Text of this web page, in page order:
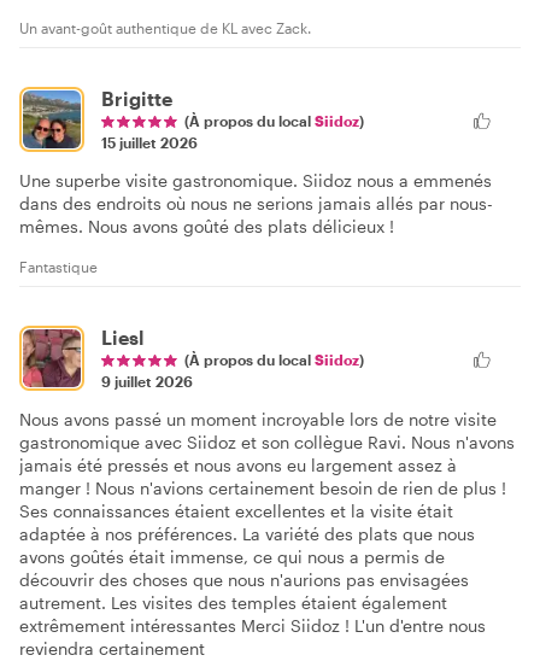
Un avant-goût authentique de KL avec Zack.
Brigitte
(À propos du local Siidoz)
15 juillet 2026
Une superbe visite gastronomique. Siidoz nous a emmenés
dans des endroits où nous ne serions jamais allés par nous-
mêmes. Nous avons goûté des plats délicieux !
Fantastique
Liesl
(À propos du local Siidoz)
9 juillet 2026
Nous avons passé un moment incroyable lors de notre visite
gastronomique avec Siidoz et son collègue Ravi. Nous n'avons
jamais été pressés et nous avons eu largement assez à
manger ! Nous n'avions certainement besoin de rien de plus !
Ses connaissances étaient excellentes et la visite était
adaptée à nos préférences. La variété des plats que nous
avons goûtés était immense, ce qui nous a permis de
découvrir des choses que nous n'aurions pas envisagées
autrement. Les visites des temples étaient également
extrêmement intéressantes Merci Siidoz ! L'un d'entre nous
reviendra certainement